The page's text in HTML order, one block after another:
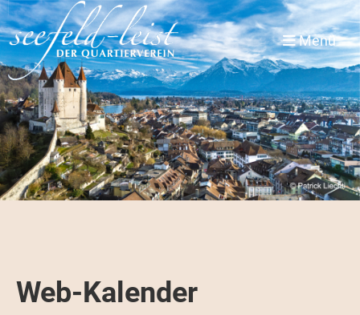
Menü
Web-Kalender